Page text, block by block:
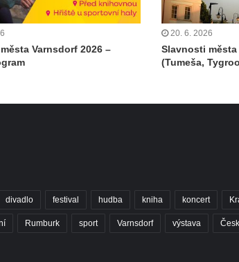
Varnsdorf 2026 –
20. 6. 2026
Slavnosti
(Tumeša,
divadlo festival hudba kniha koncert
Rumburk sport Varnsdorf výstava